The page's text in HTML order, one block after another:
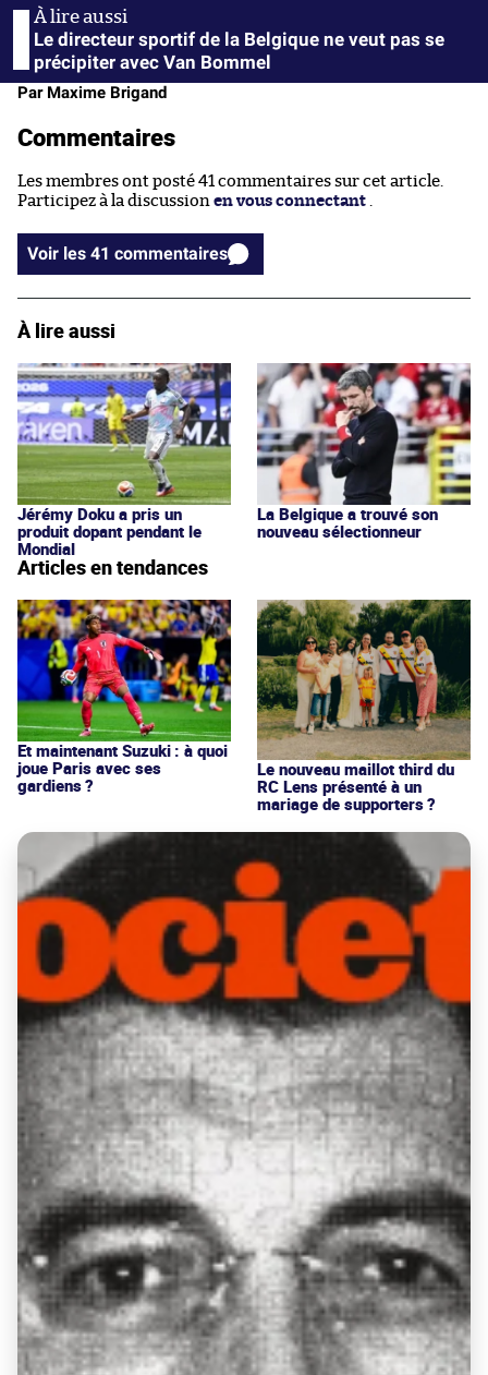
Le directeur sportif de la Belgique ne veut pas se
précipiter avec Van Bommel
Par Maxime Brigand
Commentaires
Les membres ont posté 41 commentaires sur cet article.
Participez à la discussion en vous connectant .
Voir les 41 commentaires
À lire aussi
Jérémy Doku a pris un
produit dopant pendant le
Mondial
La Belgique a trouvé son
nouveau sélectionneur
Articles en tendances
Et maintenant Suzuki : à quoi
joue Paris avec ses
gardiens ?
Le nouveau maillot third du
RC Lens présenté à un
mariage de supporters ?